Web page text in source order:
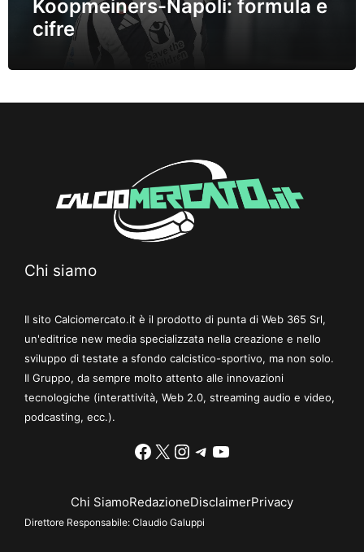
Koopmeiners-Napoli: formula e
cifre
Chi siamo
Il sito Calciomercato.it è il prodotto di punta di Web 365 Srl,
un'editrice new media specializzata nella creazione e nello
sviluppo di testate a sfondo calcistico-sportivo, ma non solo.
Il Gruppo, da sempre molto attento alle innovazioni
tecnologiche (interattività, Web 2.0, streaming audio e video,
podcasting, ecc.).
Facebook
X Instagram
Telegram
YouTube
Chi SiamoRedazioneDisclaimerPrivacy
Direttore Responsabile: Claudio Galuppi